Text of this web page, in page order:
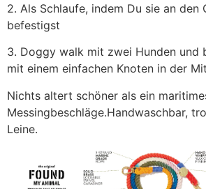
2. Als Schlaufe, indem Du sie an den
befestigst
3. Doggy walk mit zwei Hunden und
mit einem einfachen Knoten in der
Nichts altert schöner als ein
Messingbeschläge.Handwaschbar,
Leine.